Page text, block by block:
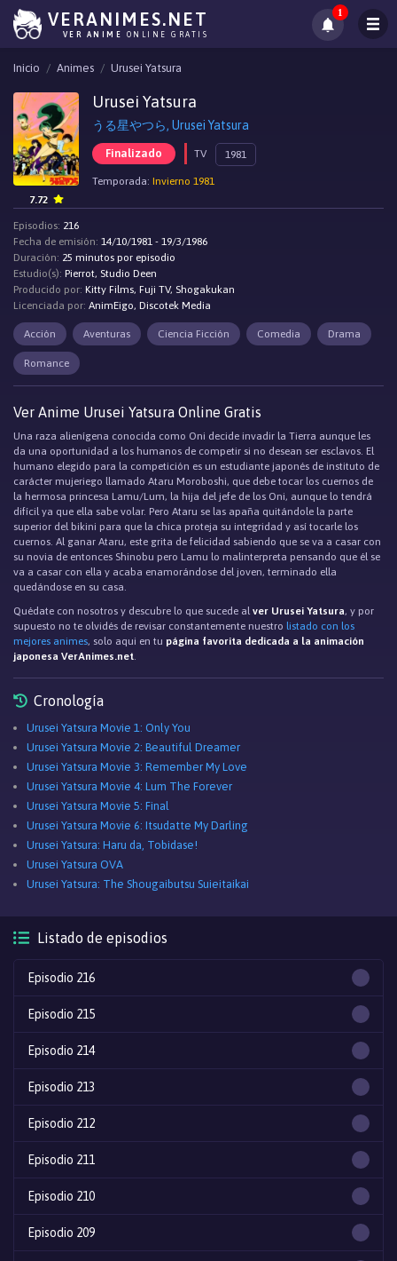
VERANIMES.NET
VER ANIME ONLINE GRATIS
1
Inicio Animes Urusei Yatsura
Urusei Yatsura
うる星やつら, Urusei Yatsura
Finalizado TV 1981
Temporada: Invierno 1981
7.72
Episodios: 216
Fecha de emisión: 14/10/1981 - 19/3/1986
Duración: 25 minutos por episodio
Estudio(s): Pierrot, Studio Deen
Producido por: Kitty Films, Fuji TV, Shogakukan
Licenciada por: AnimEigo, Discotek Media
Acción Aventuras Ciencia Ficción Comedia Drama
Romance
Ver Anime Urusei Yatsura Online Gratis
Una raza alienígena conocida como Oni decide invadir la Tierra aunque les
da una oportunidad a los humanos de competir si no desean ser esclavos. El
humano elegido para la competición es un estudiante japonés de instituto de
carácter mujeriego llamado Ataru Moroboshi, que debe tocar los cuernos de
la hermosa princesa Lamu/Lum, la hija del jefe de los Oni, aunque lo tendrá
difícil ya que ella sabe volar. Pero Ataru se las apaña quitándole la parte
superior del bikini para que la chica proteja su integridad y así tocarle los
cuernos. Al ganar Ataru, este grita de felicidad sabiendo que se va a casar con
su novia de entonces Shinobu pero Lamu lo malinterpreta pensando que él se
va a casar con ella y acaba enamorándose del joven, terminado ella
quedándose en su casa.
Quédate con nosotros y descubre lo que sucede alver Urusei Yatsura, y por
supuesto no te olvidés de revisar constantemente nuestro listado con los
mejores animes, solo aqui en tu página favorita dedicada a la animación
japonesa VerAnimes.net.
Cronología
Urusei Yatsura Movie 1: Only You
Urusei Yatsura Movie 2: Beautiful Dreamer
Urusei Yatsura Movie 3: Remember My Love
Urusei Yatsura Movie 4: Lum The Forever
Urusei Yatsura Movie 5: Final
Urusei Yatsura Movie 6: Itsudatte My Darling
Urusei Yatsura: Haru da, Tobidase!
Urusei Yatsura OVA
Urusei Yatsura: The Shougaibutsu Suieitaikai
Listado de episodios
Episodio 216
Episodio 215
Episodio 214
Episodio 213
Episodio 212
Episodio 211
Episodio 210
Episodio 209